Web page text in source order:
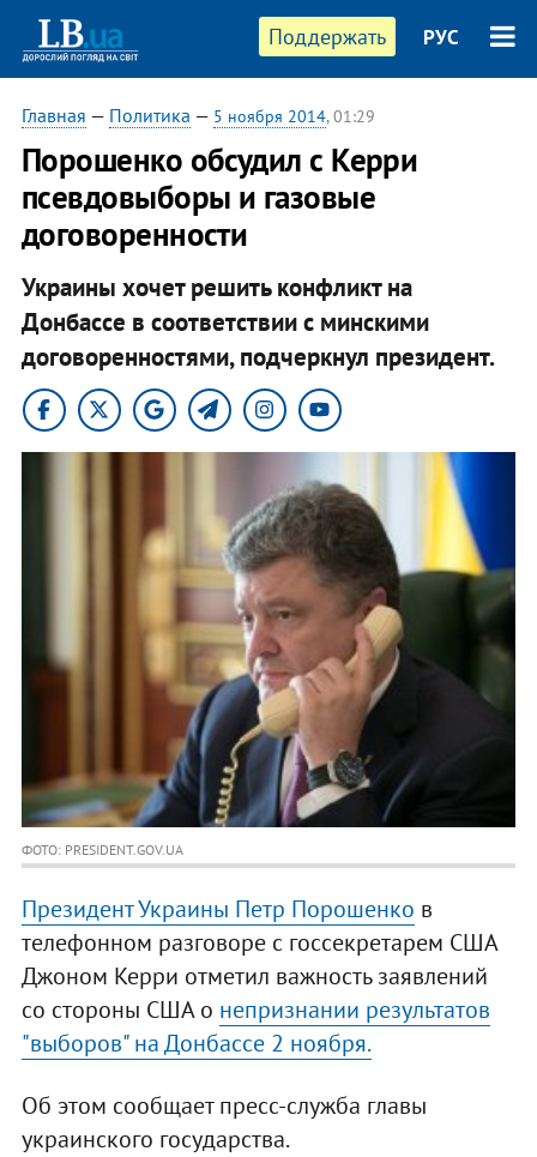
Поддержать РУС
Главная — Политика — 5 ноября 2014, 01:29
Порошенко обсудил с Керри
псевдовыборы и газовые
договоренности
Украины хочет решить конфликт на
Донбассе в соответствии с минскими
договоренностями, подчеркнул президент.
ФОТО: PRESIDENT.GOV.UA
Президент Украины Петр Порошенко в
телефонном разговоре с госсекретарем США
Джоном Керри отметил важность заявлений
со стороны США о непризнании результатов
"выборов" на Донбассе 2 ноября.
Об этом сообщает пресс-служба главы
украинского государства.